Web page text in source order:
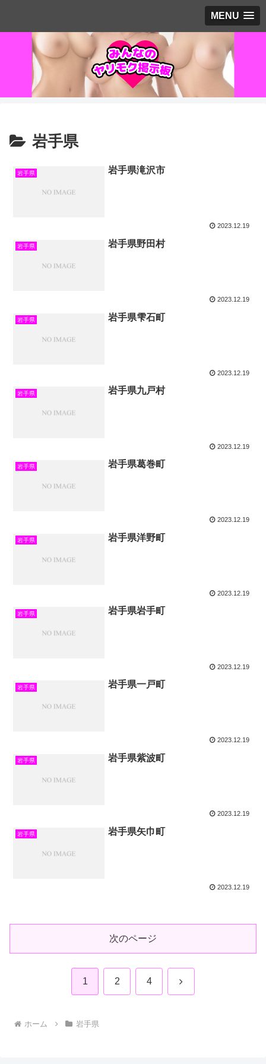
MENU
岩手県
岩手県 岩手県滝沢市
2023.12.19
岩手県 岩手県野田村
2023.12.19
岩手県 岩手県雫石町
2023.12.19
岩手県 岩手県九戸村
2023.12.19
岩手県 岩手県葛巻町
2023.12.19
岩手県 岩手県洋野町
2023.12.19
岩手県 岩手県岩手町
2023.12.19
岩手県 岩手県一戸町
2023.12.19
岩手県 岩手県紫波町
2023.12.19
岩手県 岩手県矢巾町
2023.12.19
次のページ
1 2 4 次
ホーム 岩手県